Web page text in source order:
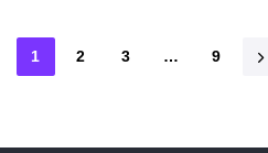
1 2 3 … 9